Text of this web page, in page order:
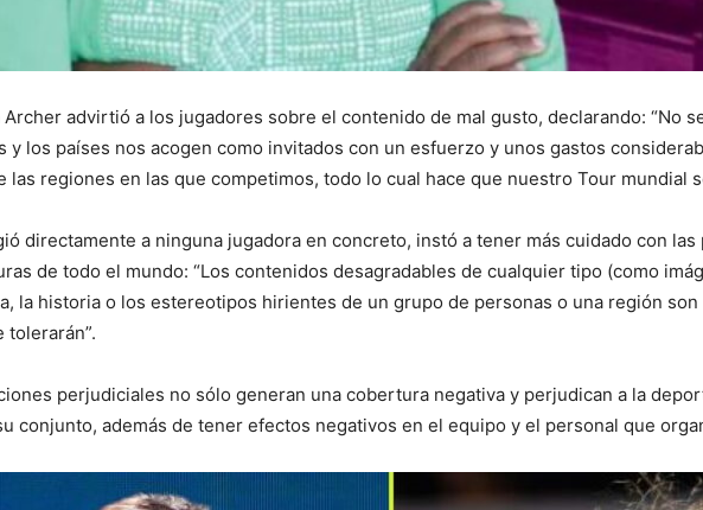
advirtió a los jugadores sobre el contenido de mal gusto, declarando: “No
y los países nos acogen como invitados con un esfuerzo y unos gastos
las regiones en las que competimos, todo lo cual hace que nuestro Tour mundial
directamente a ninguna jugadora en concreto, instó a tener más cuidado con
de todo el mundo: “Los contenidos desagradables de cualquier tipo (como
la historia o los estereotipos hirientes de un grupo de personas o una región
tolerarán”.
perjudiciales no sólo generan una cobertura negativa y perjudican a la
conjunto, además de tener efectos negativos en el equipo y el personal que